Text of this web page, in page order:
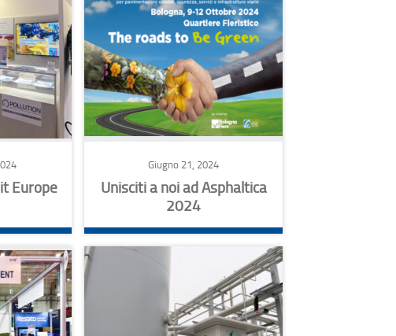
Europe
Giugno 21, 2024
Unisciti a noi ad Asphaltica
2024